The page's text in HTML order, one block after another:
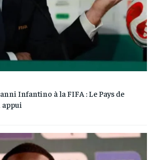
Infantino à la FIFA : Le Pays de